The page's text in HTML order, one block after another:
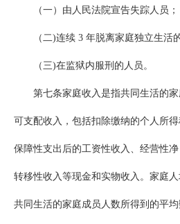
（一）由人民法院宣告失踪人员；
（二)连续 3 年脱离家庭独立生活
（三)在监狱内服刑的人员。
第七条家庭收入是指共同生活的
可支配收入，包括扣除缴纳的个人所
保障性支出后的工资性收入、经营性
转移性收入等现金和实物收入。家庭
共同生活的家庭成员人数所得到的平均